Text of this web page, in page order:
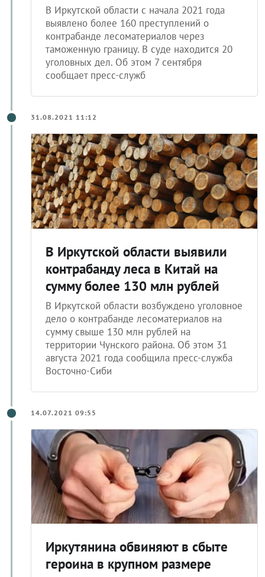
В Иркутской области с начала 2021 года
выявлено более 160 преступлений о
контрабанде лесоматериалов через
таможенную границу. В суде находится 20
уголовных дел. Об этом 7 сентября
сообщает пресс-служб
31.08.2021 11:12
В Иркутской области выявили
контрабанду леса в Китай на
сумму более 130 млн рублей
В Иркутской области возбуждено уголовное
дело о контрабанде лесоматериалов на
сумму свыше 130 млн рублей на
территории Чунского района. Об этом 31
августа 2021 года сообщила пресс-служба
Восточно-Сиби
14.07.2021 09:55
Иркутянина обвиняют в сбыте
героина в крупном размере